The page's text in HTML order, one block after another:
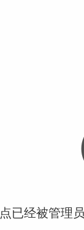
已经被管理